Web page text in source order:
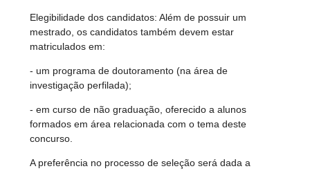
Elegibilidade dos candidatos: Além de possuir um
mestrado, os candidatos também devem estar
matriculados em:
- um programa de doutoramento (na área de
investigação perfilada);
- em curso de não graduação, oferecido a alunos
formados em área relacionada com o tema deste
concurso.
A preferência no processo de seleção será dada a